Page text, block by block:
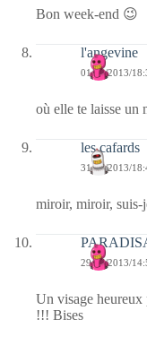
Bon week-end 😉
l'angevine
01/08/2013/
où elle te laisse un
les cafards
31/07/2013/
miroir, miroir, suis-
29/07/2013/
Un visage
!!! Bises